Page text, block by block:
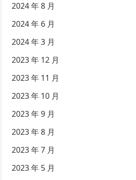
2024 年 8 月
2024 年 6 月
2024 年 3 月
2023 年 12 月
2023 年 11 月
2023 年 10 月
2023 年 9 月
2023 年 8 月
2023 年 7 月
2023 年 5 月